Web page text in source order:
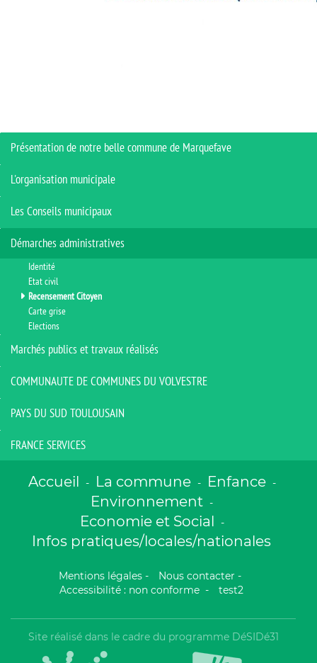
Présentation de notre belle commune de Marquefave
L'organisation municipale
Les Conseils municipaux
Démarches administratives
Identité
Etat civil
Recensement Citoyen
Carte grise
Elections
Marchés publics et travaux réalisés
COMMUNAUTE DE COMMUNES DU VOLVESTRE
PAYS DU SUD TOULOUSAIN
FRANCE SERVICES
Accueil - La commune - Enfance -
Environnement -
Economie et Social -
Infos pratiques/locales/nationales
Mentions légales - Nous contacter -
Accessibilité : non conforme - test2
Site réalisé dans le cadre du programme DéSIDé31